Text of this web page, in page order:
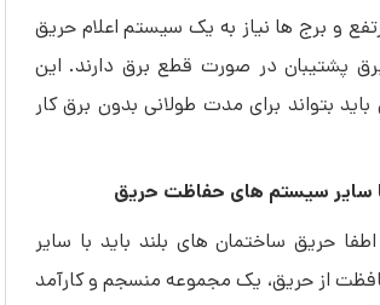
و برج ها نیاز به یک سیستم اعلام حریق
پشتیبان در صورت قطع برق دارند. این
بتواند برای مدت طولانی بدون برق کار
سایر سیستم های حفاظت حریق
حریق ساختمان های بلند باید با سایر
از حریق، یک مجموعه منسجم و کارآمد